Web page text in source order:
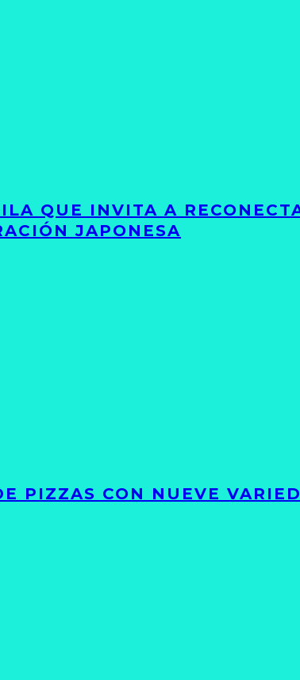
QUE INVITA A
JAPONESA
PIZZAS CON NUEVE